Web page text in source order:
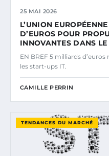
25 MAI 2026
L’UNION
D’EUROS POUR
INNOVANTES DANS LE
EN BREF 5 milliards
les start-ups IT.
CAMILLE PERRIN
TENDANCES DU MARCHÉ